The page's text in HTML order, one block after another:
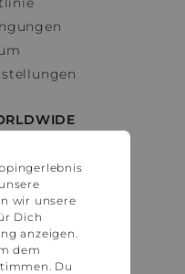
wir unsere
Dich
anzeigen.
dem
Du